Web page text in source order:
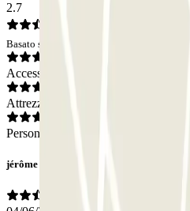
2.7
Basato su 1 opinioni
Accesso
Attrezzatura
Personale
jérôme